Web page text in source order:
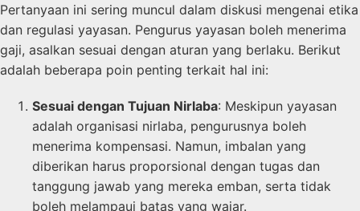
Pertanyaan ini sering muncul dalam diskusi mengenai etika
dan regulasi yayasan. Pengurus yayasan boleh menerima
gaji, asalkan sesuai dengan aturan yang berlaku. Berikut
adalah beberapa poin penting terkait hal ini:
Sesuai dengan Tujuan Nirlaba: Meskipun yayasan
adalah organisasi nirlaba, pengurusnya boleh
menerima kompensasi. Namun, imbalan yang
diberikan harus proporsional dengan tugas dan
tanggung jawab yang mereka emban, serta tidak
boleh melampaui batas yang wajar.